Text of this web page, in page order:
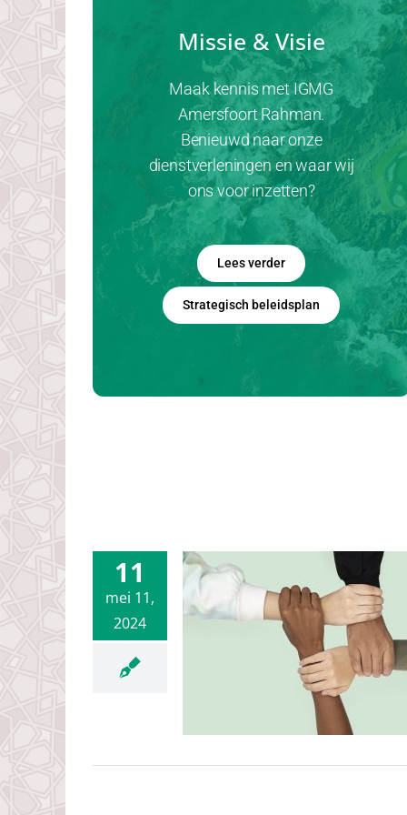
Missie & Visie
Maak kennis met IGMG
Amersfoort Rahman.
Benieuwd naar onze
dienstverleningen en waar wij
ons voor inzetten?
Lees verder
Strategisch beleidsplan
11
mei 11,
2024
mee met een